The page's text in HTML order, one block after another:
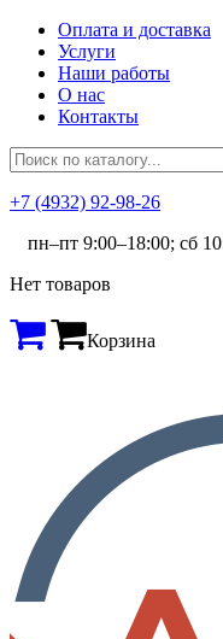
Оплата и доставка
Услуги
Наши работы
О нас
Контакты
+7 (4932) 92-98-26
пн–пт 9:00–18:00; сб
Нет товаров
Корзина